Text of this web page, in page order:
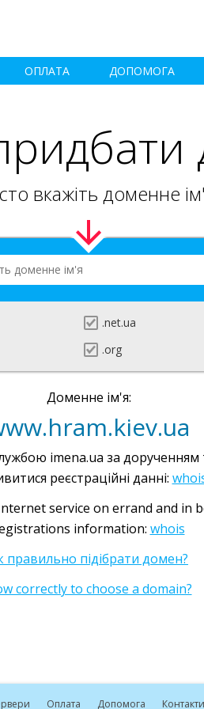
ОПЛАТА ДОПОМОГА
вкажіть доменне
.net.ua
.org
Доменне ім'я:
imena.ua за дорученням
реєстраційні данні:
service on errand and in
information: whois
правильно підібрати домен?
correctly to choose a domain?
Оплата Допомога Контакти